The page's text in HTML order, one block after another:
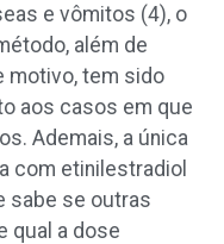
e vômitos (4), o
além de
motivo, tem sido
aos casos em que
Ademais, a única
com etinilestradiol
sabe se outras
qual a dose